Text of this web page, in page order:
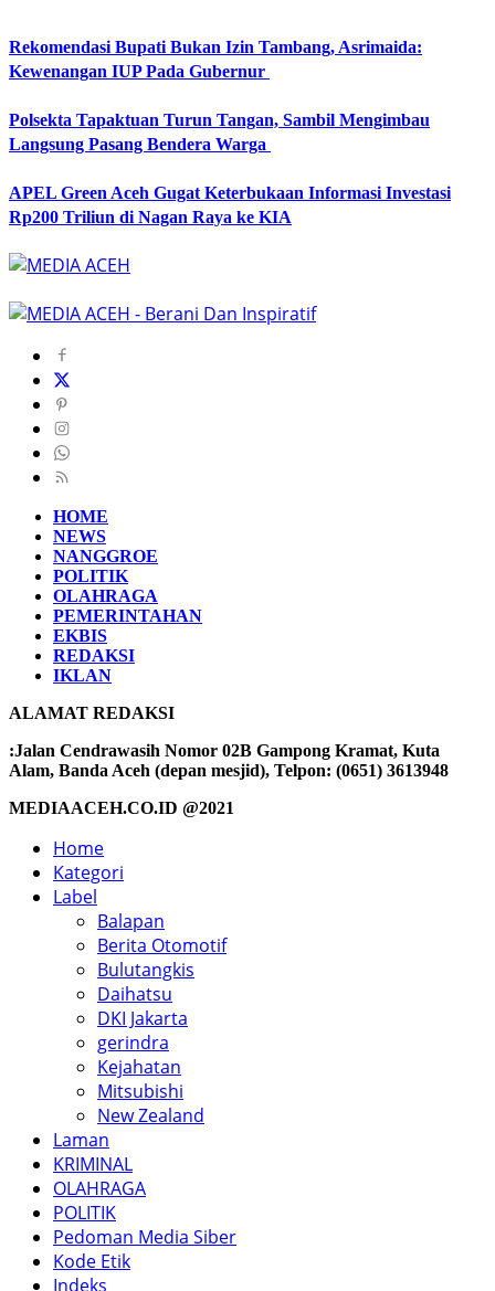
Rekomendasi Bupati Bukan Izin Tambang, Asrimaida:
Kewenangan IUP Pada Gubernur
Polsekta Tapaktuan Turun Tangan, Sambil Mengimbau
Langsung Pasang Bendera Warga
APEL Green Aceh Gugat Keterbukaan Informasi Investasi
Rp200 Triliun di Nagan Raya ke KIA
HOME
NEWS
NANGGROE
POLITIK
OLAHRAGA
PEMERINTAHAN
EKBIS
REDAKSI
IKLAN
ALAMAT REDAKSI
:Jalan Cendrawasih Nomor 02B Gampong Kramat, Kuta
Alam, Banda Aceh (depan mesjid), Telpon: (0651) 3613948
MEDIAACEH.CO.ID @2021
Home
Kategori
Label
Balapan
Berita Otomotif
Bulutangkis
Daihatsu
DKI Jakarta
gerindra
Kejahatan
Mitsubishi
New Zealand
Laman
KRIMINAL
OLAHRAGA
POLITIK
Pedoman Media Siber
Kode Etik
Indeks